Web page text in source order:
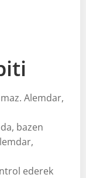
Alemdar,
bazen
ederek